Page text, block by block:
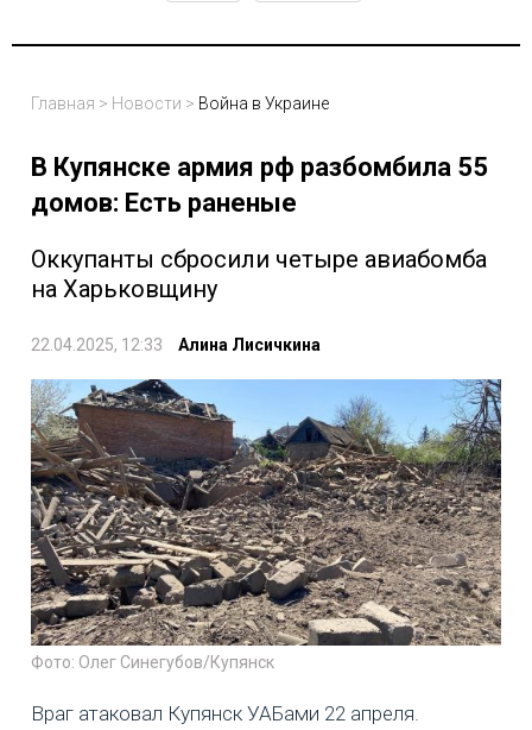
Главная > Новости > Война в Украине
В Купянске армия рф разбомбила 55
домов: Есть раненые
Оккупанты сбросили четыре авиабомба
на Харьковщину
22.04.2025, 12:33 Алина Лисичкина
Фото: Олег Синегубов/Купянск
Враг атаковал Купянск УАБами 22 апреля.